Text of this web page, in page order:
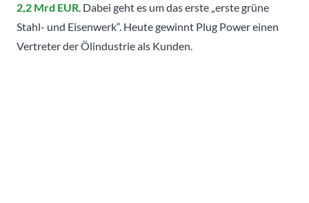
2,2 Mrd EUR. Dabei geht es um das erste „erste grüne
Stahl- und Eisenwerk“. Heute gewinnt Plug Power einen
Vertreter der Ölindustrie als Kunden.